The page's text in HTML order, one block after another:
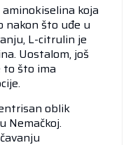
aminokiselina koja
nakon što uđe u
L-citrulin je
Uostalom, još
što ima
oblik
Nemačkoj.